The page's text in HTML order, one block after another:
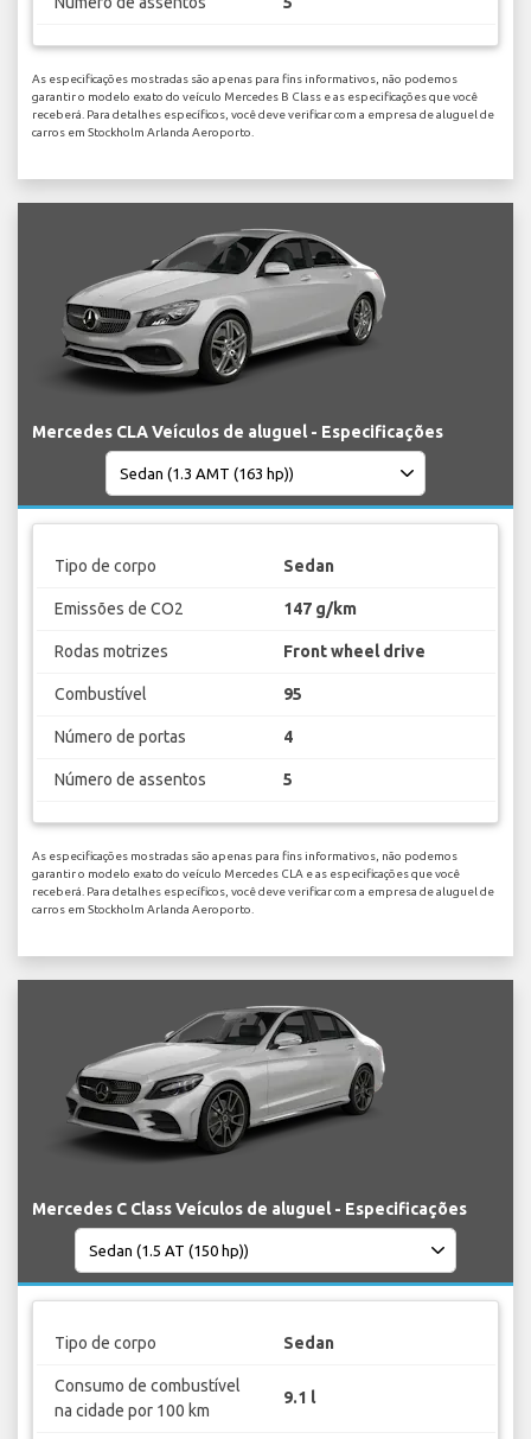
As especificações mostradas são apenas para fins informativos, não podemos
garantir o modelo exato do veículo Mercedes B Class e as especificações que você
receberá. Para detalhes específicos, você deve verificar com a empresa de aluguel de
carros em Stockholm Arlanda Aeroporto.
Mercedes CLA Veículos de aluguel - Especificações
Tipo de corpo Sedan
Emissões de CO2 147 g/km
Rodas motrizes Front wheel drive
Combustível 95
Número de portas 4
Número de assentos 5
As especificações mostradas são apenas para fins informativos, não podemos
garantir o modelo exato do veículo Mercedes CLA e as especificações que você
receberá. Para detalhes específicos, você deve verificar com a empresa de aluguel de
carros em Stockholm Arlanda Aeroporto.
Mercedes C Class Veículos de aluguel - Especificações
Tipo de corpo Sedan
Consumo de combustível
na cidade por 100 km
9.1 l